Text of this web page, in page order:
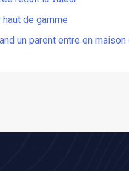
de gamme
un parent entre en maison